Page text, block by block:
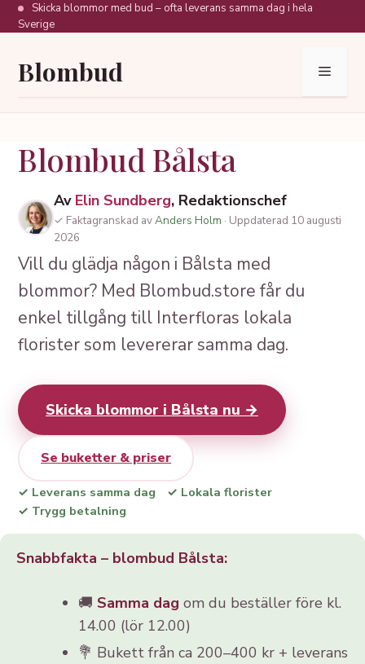
Hoppa
till
Skicka blommor med bud – ofta leverans samma dag i hela
Sverige
Blombud Meny
Blombud Bålsta
Av Elin Sundberg, Redaktionschef
✓ Faktagranskad avAnders Holm · Uppdaterad 10 augusti
2026
Vill du glädja någon i Bålsta med
blommor? Med Blombud.store får du
enkel tillgång till Interfloras lokala
florister som levererar samma dag.
Skicka blommor i Bålsta nu →
Se buketter & priser
✓ Leverans samma dag
✓ Lokala florister
✓ Trygg betalning
Snabbfakta – blombud Bålsta:
🚚 Samma dag om du beställer före kl.
14.00 (lör 12.00)
💐 Bukett från ca 200–400 kr + leverans